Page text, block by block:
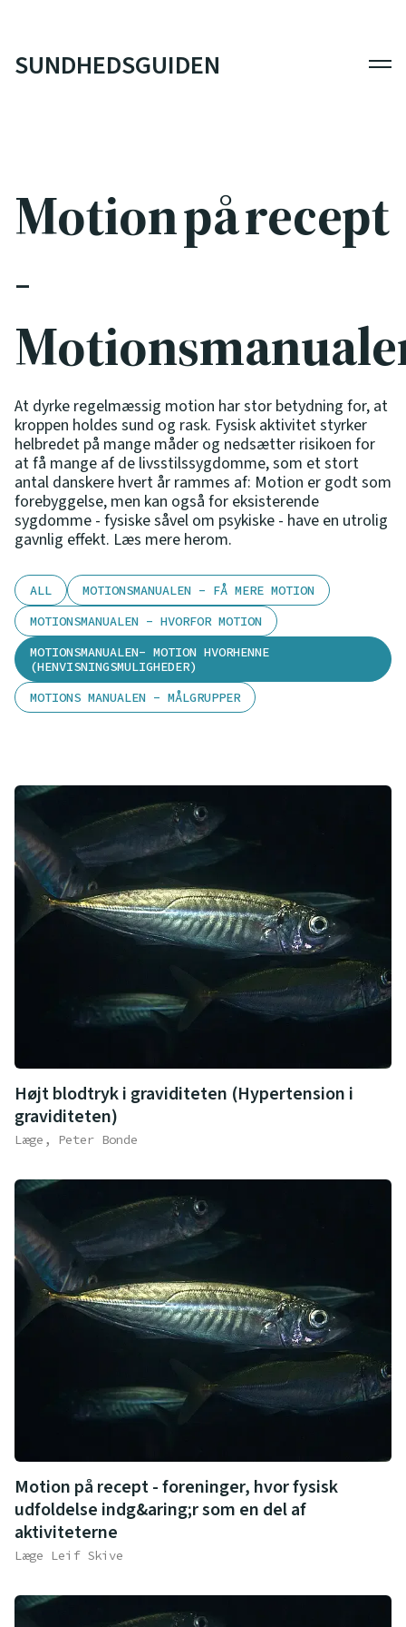
SUNDHEDSGUIDEN
Motion på recept
-
At dyrke regelmæssig motion har stor betydning for, at
kroppen holdes sund og rask. Fysisk aktivitet styrker
helbredet på mange måder og nedsætter risikoen for
at få mange af de livsstilssygdomme, som et stort
antal danskere hvert år rammes af: Motion er godt som
forebyggelse, men kan også for eksisterende
sygdomme - fysiske såvel om psykiske - have en utrolig
gavnlig effekt. Læs mere herom.
ALL
MOTIONSMANUALEN - FÅ MERE MOTION
MOTIONSMANUALEN - HVORFOR MOTION
MOTIONSMANUALEN- MOTION HVORHENNE
(HENVISNINGSMULIGHEDER)
MOTIONS MANUALEN - MÅLGRUPPER
Højt blodtryk i graviditeten (Hypertension i
graviditeten)
Læge, Peter Bonde
Motion på recept - foreninger, hvor fysisk
udfoldelse indg&aring;r som en del af
aktiviteterne
Læge Leif Skive